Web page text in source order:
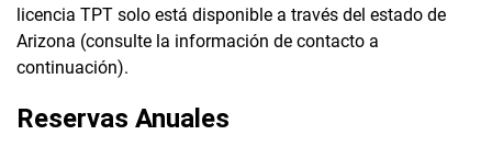
licencia TPT solo está disponible a través del estado de
Arizona (consulte la información de contacto a
continuación).
Reservas Anuales